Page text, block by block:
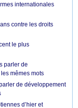
internationales
contre les droits
le plus
parler de
mêmes mots
de développement
d’hier et